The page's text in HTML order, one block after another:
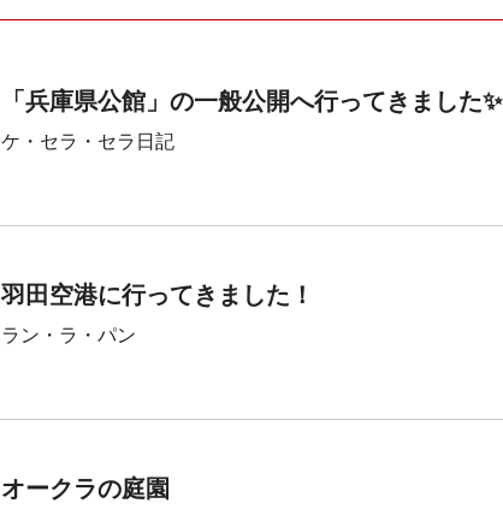
「兵庫県公館」の一般公開へ行ってきました✨
ケ・セラ・セラ日記
羽田空港に行ってきました！
ラン・ラ・パン
オークラの庭園